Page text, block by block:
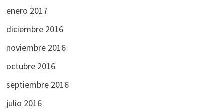
enero 2017
diciembre 2016
noviembre 2016
octubre 2016
septiembre 2016
julio 2016